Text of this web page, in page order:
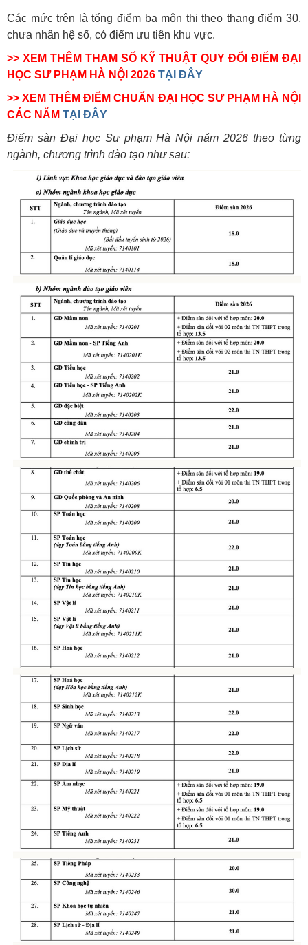
Các mức trên là tổng điểm ba môn thi theo thang điểm 30,
chưa nhân hệ số, có điểm ưu tiên khu vực.
>> XEM THÊM THAM SỐ KỸ THUẬT QUY ĐỔI ĐIỂM ĐẠI
HỌC SƯ PHẠM HÀ NỘI 2026 TẠI ĐÂY
>> XEM THÊM ĐIỂM CHUẨN ĐẠI HỌC SƯ PHẠM HÀ NỘI
CÁC NĂM TẠI ĐÂY
Điểm sàn Đại học Sư phạm Hà Nội năm 2026 theo từng
ngành, chương trình đào tạo như sau: